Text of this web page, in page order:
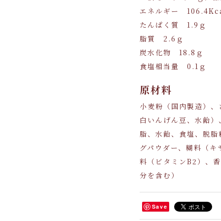
エネルギー
たんぱく質 1.9ｇ
脂質 2.6ｇ
炭水化物 18.8ｇ
食塩相当量 0.1ｇ
原材料
小麦粉（国内製造）
白いんげん豆、水飴
脂、水飴、食塩、脱
グパウダー、糊料（
料（ビタミンB2）、
分を含む）
Save